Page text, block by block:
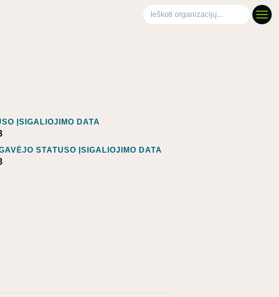
Ieškoti organizacijų
ĮSIGALIOJIMO DATA
STATUSO ĮSIGALIOJIMO DATA